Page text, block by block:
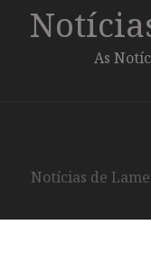
As
Notícias de